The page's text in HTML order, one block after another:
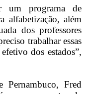
um programa de
alfabetização, além
dos professores
trabalhar essas
dos estados”,
Pernambuco, Fred